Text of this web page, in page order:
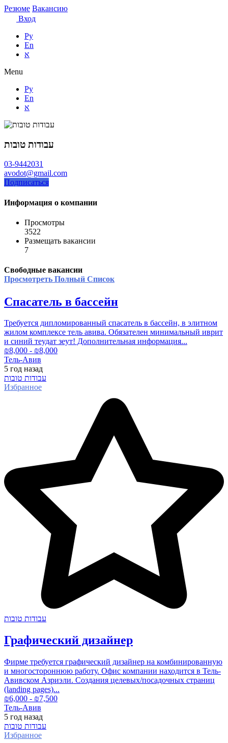
Резюме Вакансию
Вход
Ру
En
א
Menu
Ру
En
א
עבודות טובות
03-9442031
avodot@gmail.com
Подписаться
Информация о компании
Просмотры
3522
Размещать вакансии
7
Свободные вакансии
Просмотреть Полный Список
Спасатель в бассейн
Требуется дипломированный спасатель в бассейн, в элитном
жилом комплексе тель авива. Обязателен минимальный иврит
и синий теудат зеут! Дополнительная информация...
₪8,000 - ₪8,000
Тель-Авив
5 год назад
עבודות טובות
Избранное
עבודות טובות
Графический дизайнер
Фирме требуется графический дизайнер на комбинированную
и многостороннюю работу. Офис компании находится в Тель-
Авивском Азриэли. Создания целевых/посадочных страниц
(landing pages)...
₪6,000 - ₪7,500
Тель-Авив
5 год назад
עבודות טובות
Избранное